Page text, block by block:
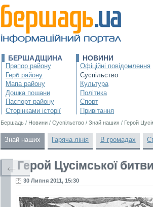
БЕРШАДЩИНА
Прапор району
Герб району
Мапа району
Дошка пошани
Паспорт району
Сторінками історії
НОВИНИ
Офіційні повідомлення
Суспільство
Культура
Політика
Спорт
Привітання
Бершадь / Новини / Суспільство / Знай наших / Герой
Знай наших Гаряча лінія В громадах
Герой Цусімської битви
30 Липня 2011, 15:30
←